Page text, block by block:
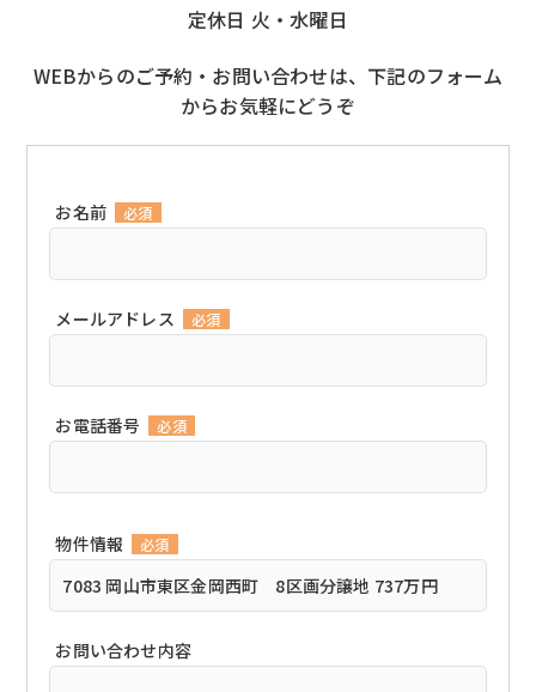
定休日 火・水曜日
WEBからのご予約・お問い合わせは、下記のフォーム
からお気軽にどうぞ
お名前 必須
メールアドレス 必須
お電話番号 必須
物件情報 必須
お問い合わせ内容